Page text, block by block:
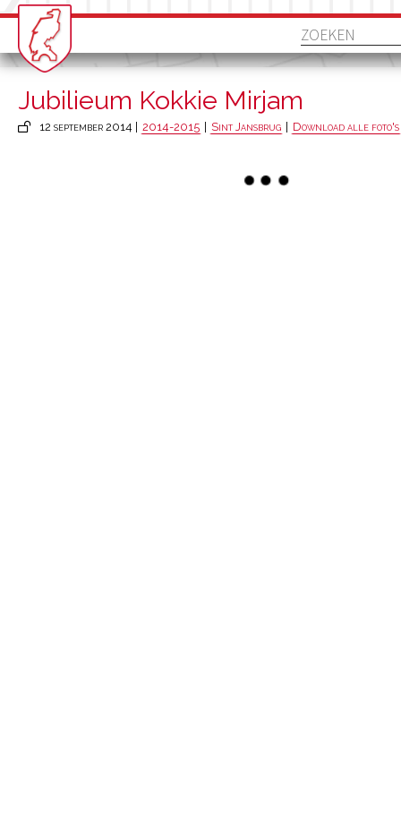
Jubilieum Kokkie Mirjam
12 september 2014 | 2014-2015 Sint Jansbrug Download alle foto's